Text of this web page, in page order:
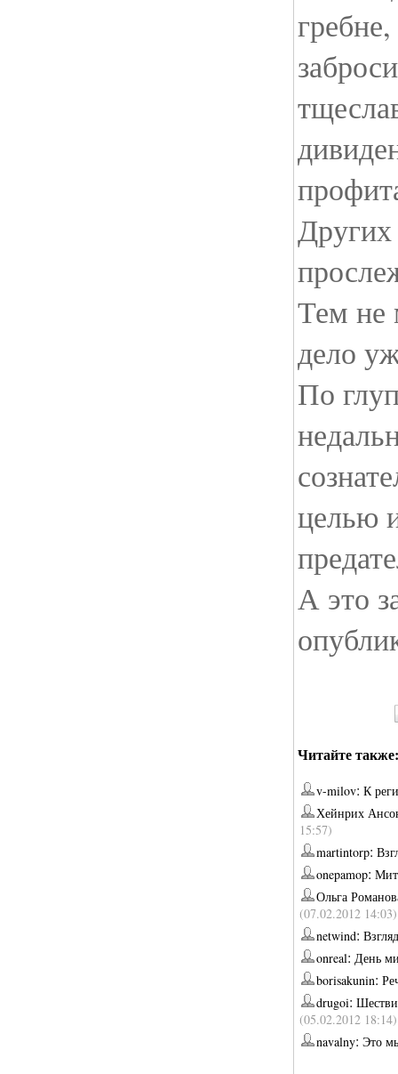
Других
Тем
дело
По
целью
А это
Читайте также:
v-milov: К
Хейнрих
15:57)
martintorp:
onepamop:
Ольга
(07.02.2012 14:03)
netwind:
onreal: День
borisakunin:
drugoi:
(05.02.2012 18:14)
navalny: Это